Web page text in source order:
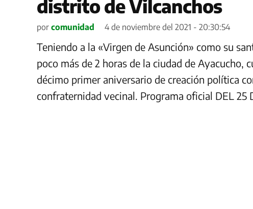
distrito de Vilcanchos
por comunidad 4 de noviembre del 2021 - 20:30:54
Teniendo a la «Virgen de Asunción» como su
poco más de 2 horas de la ciudad de Ayacucho,
décimo primer aniversario de creación política
confraternidad vecinal. Programa oficial DEL 25